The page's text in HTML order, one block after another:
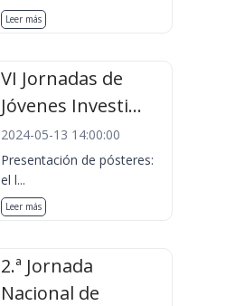
Leer más
VI Jornadas de
Jóvenes Investi...
2024-05-13 14:00:00
Presentación de pósteres:
el l...
Leer más
2.ª Jornada
Nacional de